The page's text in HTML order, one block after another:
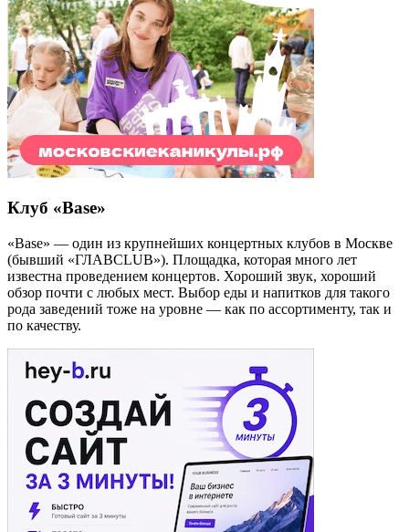
Клуб «Base»
«Base» — один из крупнейших концертных клубов в Москве
(бывший «ГЛАВCLUB»). Площадка, которая много лет
известна проведением концертов. Хороший звук, хороший
обзор почти с любых мест. Выбор еды и напитков для такого
рода заведений тоже на уровне — как по ассортименту, так и
по качеству.